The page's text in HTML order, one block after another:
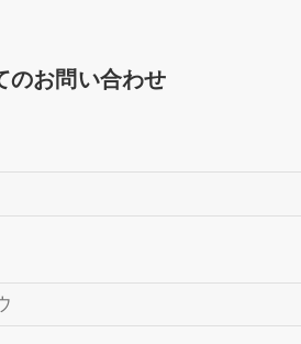
のお問い合わせ